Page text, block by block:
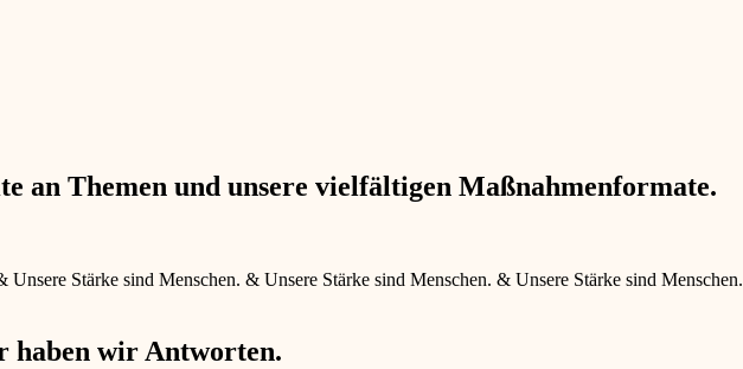
an Themen und unsere vielfältigen Maßnahmenformate.
Unsere Stärke sind Menschen. & Unsere Stärke sind Menschen. & Unsere Stärke sind Menschen.
haben wir Antworten.